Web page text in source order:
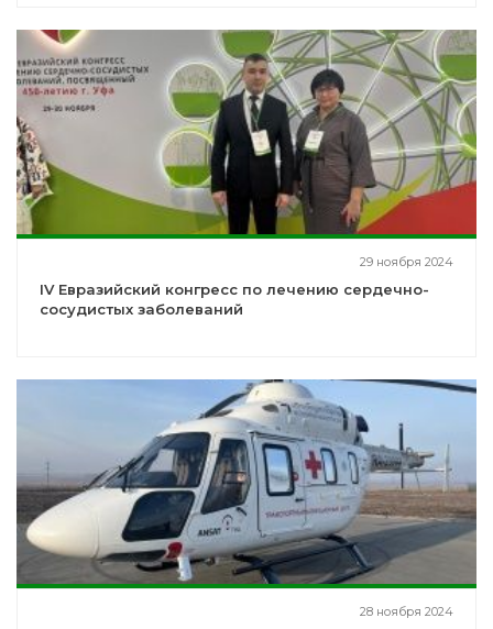
29 ноября 2024
IV Евразийский конгресс по лечению сердечно-
сосудистых заболеваний
28 ноября 2024